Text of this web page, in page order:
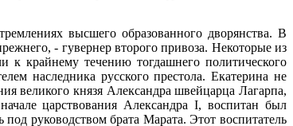
высшего образованного дворянства. В
- гувернер второго привоза. Некоторые из
к крайнему течению тогдашнего политического
наследника русского престола. Екатерина не
великого князя Александра швейцарца Лагарпа,
царствования Александра I, воспитан был
руководством брата Марата. Этот воспитатель